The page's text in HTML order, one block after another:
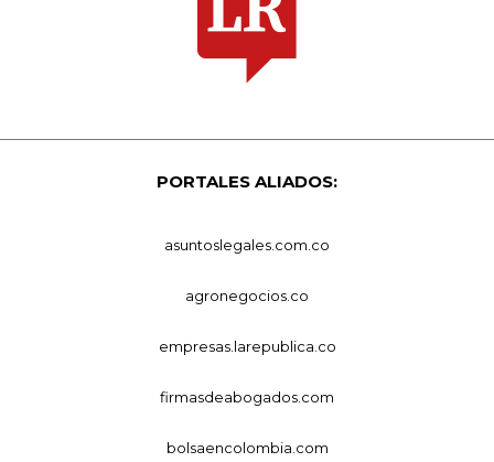
PORTALES ALIADOS:
asuntoslegales.com.co
agronegocios.co
empresas.larepublica.co
firmasdeabogados.com
bolsaencolombia.com